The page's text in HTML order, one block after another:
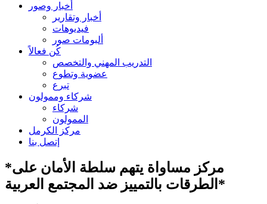
أخبار وصور
أخبار وتقارير
فيديوهات
ألبومات صور
كُن فعالاً
التدريب المهني والتخصص
عضوية وتطوع
تبرع
شركاء وممولون
شركاء
الممولون
مركز الكرمل
إتصل بنا
*مركز مساواة يتهم سلطة الأمان على
الطرقات بالتمييز ضد المجتمع العربية*